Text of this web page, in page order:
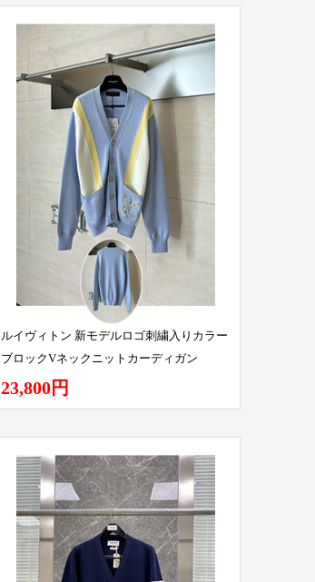
ルイヴィトン 新モデルロゴ刺繍入りカラー
ブロックVネックニットカーディガン
23,800円